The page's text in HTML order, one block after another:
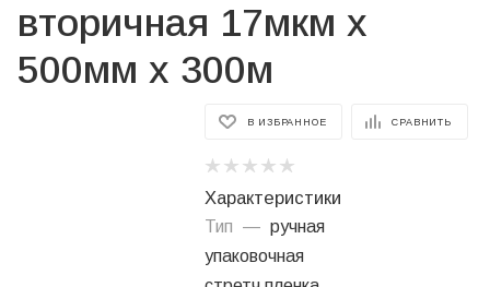
вторичная 17мкм х
500мм х 300м
В ИЗБРАННОЕ СРАВНИТЬ
Характеристики
Тип — ручная
упаковочная